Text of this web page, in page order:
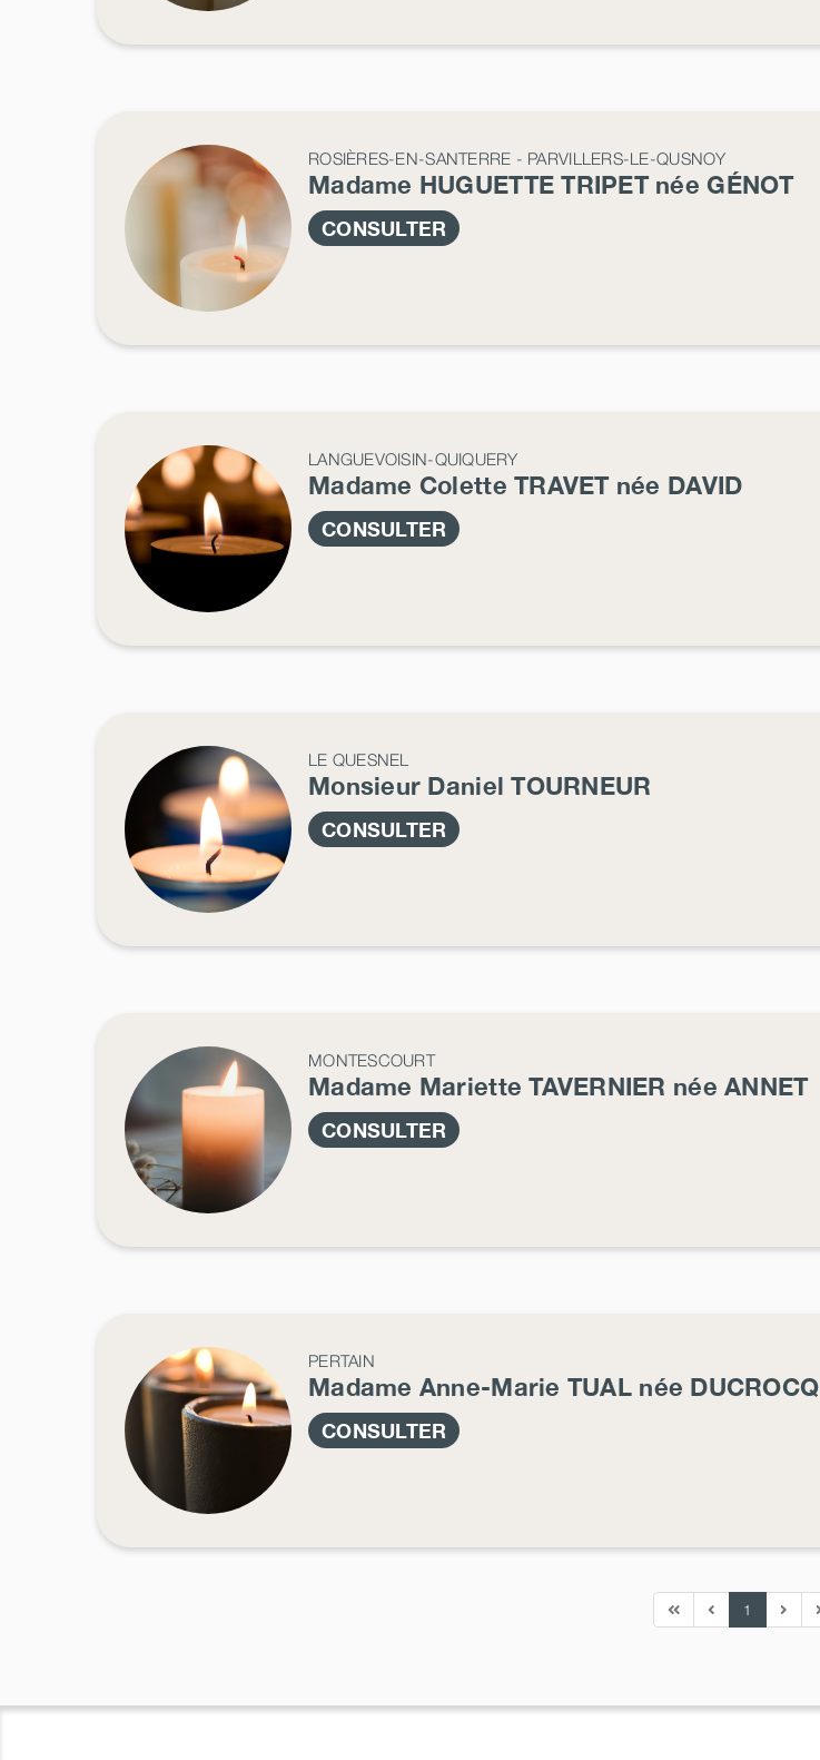
ROSIÈRES-EN-SANTERRE - PARVILLERS-LE-QUSNOY
Madame HUGUETTETRIPETnée GÉNOT
CONSULTER
LANGUEVOISIN-QUIQUERY
Madame ColetteTRAVETnée DAVID
CONSULTER
LE QUESNEL
Monsieur DanielTOURNEUR
CONSULTER
MONTESCOURT
Madame MarietteTAVERNIER néeANNET
CONSULTER
PERTAIN
Madame Anne-Marie TUALnée DUCROCQ
CONSULTER
1